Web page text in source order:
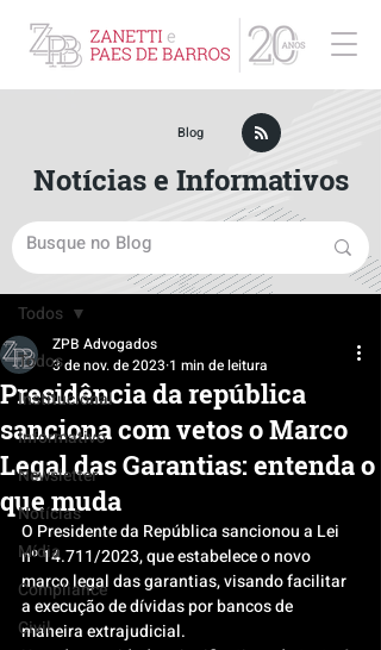
Post
Todos
Institucional
Informativo
Newsletter
Notícias
Mídia
Compliance
Civil
Todos
Presidência da república
sanciona com vetos o Marco
Legal das Garantias: entenda o
que muda
ZPB Advogados
3 de nov. de 2023 1 min de leitura
O Presidente da República sancionou a Lei
nº 14.711/2023, que estabelece o novo
marco legal das garantias, visando facilitar
a execução de dívidas por bancos de
maneira extrajudicial.
Blog
Notícias e Informativos